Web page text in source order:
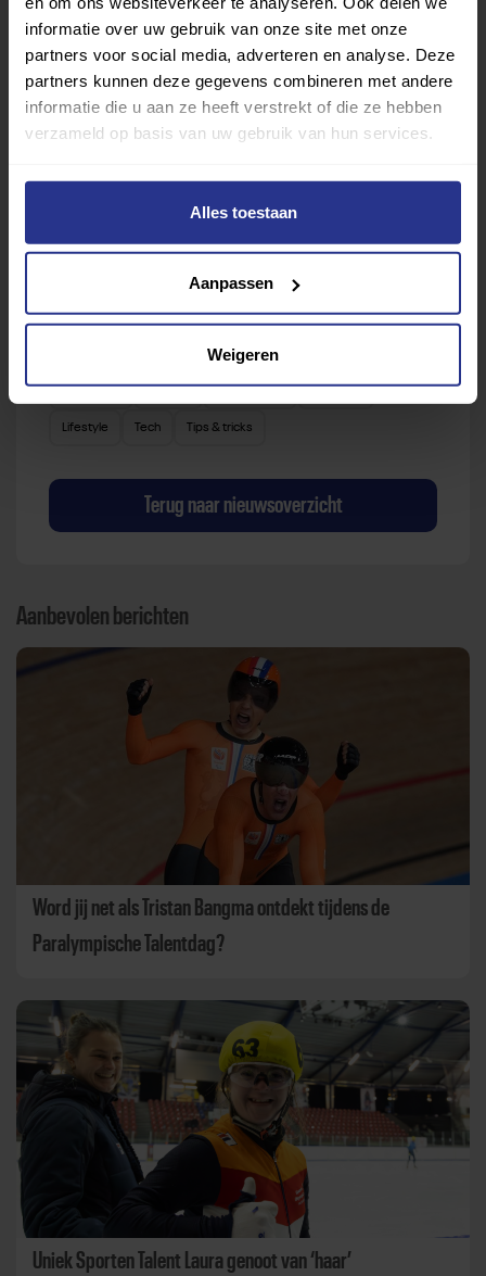
informatie over uw gebruik van onze site met onze
partners voor social media, adverteren en analyse. Deze
partners kunnen deze gegevens combineren met andere
informatie die u aan ze heeft verstrekt of die ze hebben
verzameld op basis van uw gebruik van hun services.
Alles toestaan
Aanpassen
Weigeren
Van atletiek tot zwemmen: met onze Sportzoeker
vind je gemakkelijk jouw favoriete sport of activiteit.
Met meer dan 4250 sportclubs is er altijd een sport
die bij je past.
Sport zoeken
Ervaringen Esports Gezondheid Inspiratie
Lifestyle Tech Tips & tricks
Terug naar nieuwsoverzicht
Aanbevolen berichten
Word jij net als Tristan Bangma ontdekt tijdens de
Paralympische Talentdag?
Uniek Sporten Talent Laura genoot van ‘haar’